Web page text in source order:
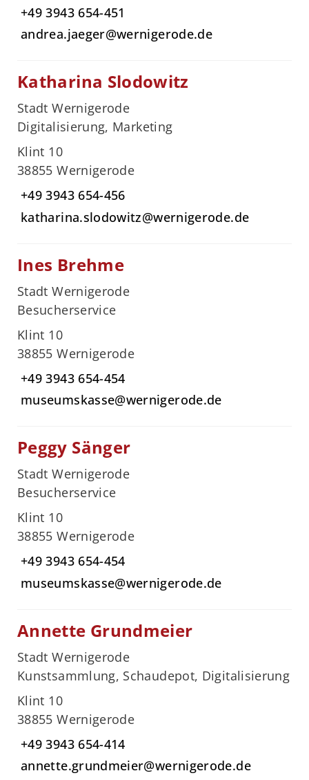
+49 3943 654-451
andrea.jaeger@wernigerode.de
Katharina Slodowitz
Stadt Wernigerode
Digitalisierung, Marketing
Klint 10
38855 Wernigerode
+49 3943 654-456
katharina.slodowitz@wernigerode.de
Ines Brehme
Stadt Wernigerode
Besucherservice
Klint 10
38855 Wernigerode
+49 3943 654-454
museumskasse@wernigerode.de
Peggy Sänger
Stadt Wernigerode
Besucherservice
Klint 10
38855 Wernigerode
+49 3943 654-454
museumskasse@wernigerode.de
Annette Grundmeier
Stadt Wernigerode
Kunstsammlung, Schaudepot, Digitalisierung
Klint 10
38855 Wernigerode
+49 3943 654-414
annette.grundmeier@wernigerode.de